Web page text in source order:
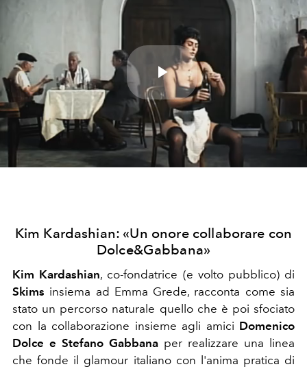
Play
Video
Kim Kardashian: «Un onore collaborare con
Dolce&Gabbana»
Kim Kardashian, co-fondatrice (e volto pubblico) di
Skims insiema ad Emma Grede, racconta come sia
stato un percorso naturale quello che è poi sfociato
con la collaborazione insieme agli amici Domenico
Dolce e Stefano Gabbana per realizzare una linea
che fonde il glamour italiano con l'anima pratica di